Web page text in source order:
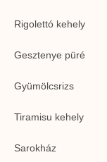
Rigolettó kehely
Gesztenye püré
Gyümölcsrizs
Tiramisu kehely
Sarokház